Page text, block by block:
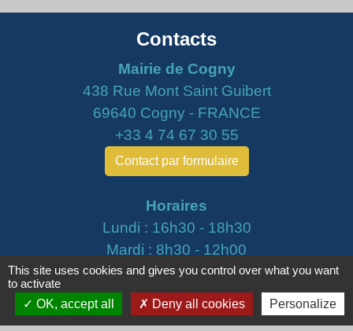
Contacts
Mairie de Cogny
438 Rue Mont Saint Guibert
69640 Cogny - FRANCE
+33 4 74 67 30 55
Contact par formulaire
Horaires
Lundi : 16h30 - 18h30
Mardi : 8h30 - 12h00
Mercredi : 9h00 - 12h00
Vendredi : 16h00 - 18h00
This site uses cookies and gives you control over what you want
to activate
OK, accept all
Deny all cookies Personalize